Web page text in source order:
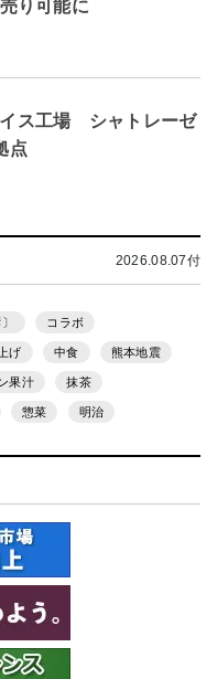
り可能に
ス工場 シャトレーゼ
点
2026.08.07付
コラボ
げ 中食 熊本地震
果汁 抹茶
惣菜 明治